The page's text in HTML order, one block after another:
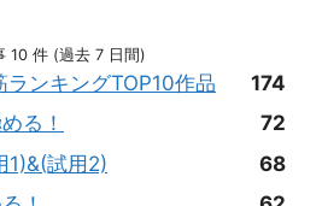
10 件 (過去 7 日間)
ランキングTOP10作品
174
る！
72
1)&(試用2)
68